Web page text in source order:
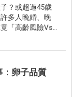
？或超過45歲
多人晚婚、晚
「高齡風險Vs.
：卵子品質